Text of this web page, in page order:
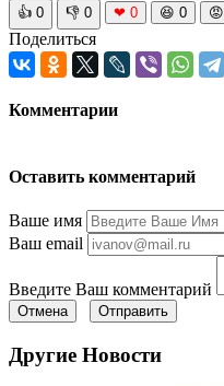
👍 0 👎 0 ❤ 0 😆 0 😡
Поделиться
Комментарии
Оставить комментарий
Ваше имя
Ваш email
Введите Ваш комментарий
Отмена Отправить
Другие Новости